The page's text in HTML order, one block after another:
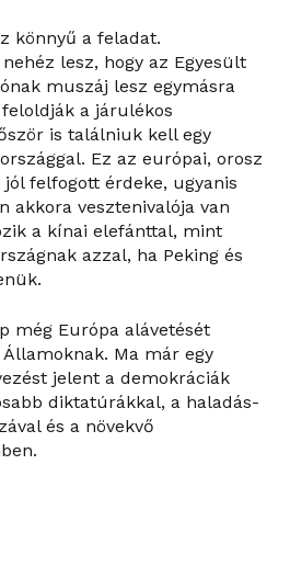
könnyű a feladat.
lesz, hogy az Egyesült
muszáj lesz egymásra
a járulékos
is találniuk kell egy
Ez az európai, orosz
felfogott érdeke, ugyanis
akkora vesztenivalója van
a kínai elefánttal, mint
azzal, ha Peking és
még Európa alávetését
Ma már egy
jelent a demokráciák
diktatúrákkal, a haladás-
és a növekvő